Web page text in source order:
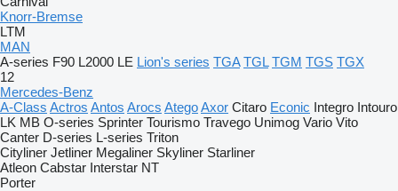
Knorr-Bremse
LTM
MAN
A-series F90 L2000 LE Lion's series TGA TGL TGM TGS TGX
12
Mercedes-Benz
A-Class Actros Antos Arocs AtegoAxor Citaro Econic Integro Intouro
LK MB O-series Sprinter Tourismo Travego Unimog Vario Vito
Canter D-series L-series Triton
Cityliner Jetliner Megaliner Skyliner Starliner
Atleon Cabstar Interstar NT
Porter